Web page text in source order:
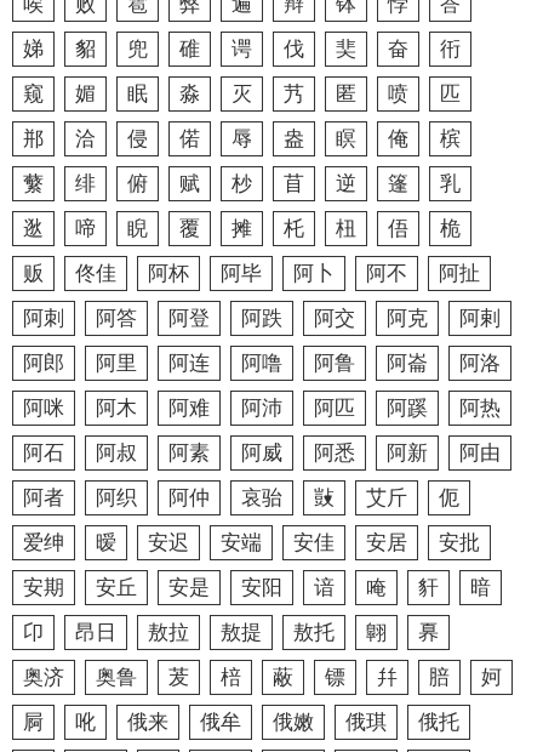
娣
貂 兜 碓 谔 伐 奜 奋
衎
窥
媚 眠 淼 灭 艿 匿 喷
匹
郱
洽 侵 偌 辱 盎 瞑 俺
槟
蘩
绯 俯 赋 杪 苜 逆 篷
乳
逖
啼 睨 覆 摊 杔 杻 俉
桅
贩
佟佳 阿杯 阿毕 阿卜 阿不
阿扯
阿刺
阿答 阿登 阿跌 阿交 阿克
阿剌
阿郎
阿里 阿连 阿噜 阿鲁 阿崙
阿洛
阿咪
阿木 阿难 阿沛 阿匹 阿蹊
阿热
阿石
阿叔 阿素 阿威 阿悉 阿新
阿由
阿者
阿织 阿仲 哀骀 敱 艾斤
伌
爱绅
暧 安迟 安端 安佳 安居
安批
安期
安丘 安是 安阳 谙 唵 豻
暗
卬
昂日 敖拉 敖提 敖托 翺
奡
奥济
奥鲁 茇 棓 蔽 镖 幷 䏽
妸
屙
吪 俄来 俄牟 俄嫩 俄琪 俄托